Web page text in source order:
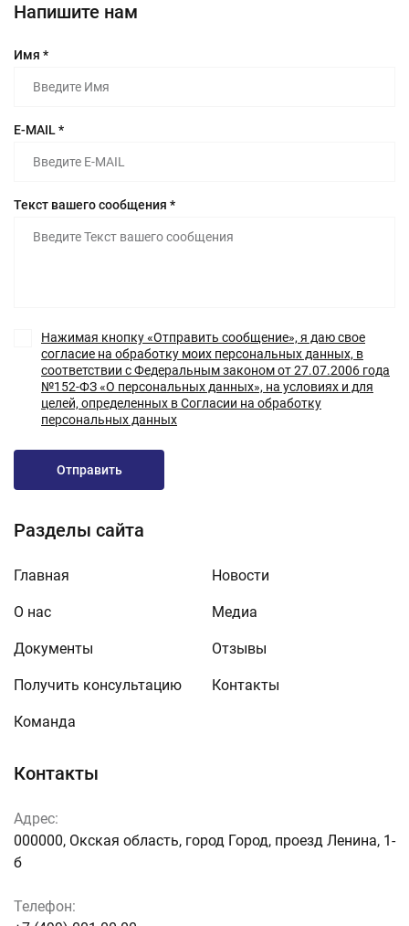
Контакты
Адрес:
000000, Окская область, город Город, проезд Ленина, 1-
б
Телефон:
Разделы сайта
Главная
О нас
Документы
Получить консультацию
Команда
Новости
Медиа
Отзывы
Контакты
Напишите нам
Имя *
E-MAIL *
Текст вашего сообщения *
Нажимая кнопку «Отправить сообщение», я даю свое
согласие на обработку моих персональных данных, в
соответствии с Федеральным законом от 27.07.2006 года
№152-ФЗ «О персональных данных», на условиях и для
целей, определенных в Согласии на обработку
персональных данных
Отправить